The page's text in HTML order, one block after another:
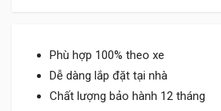
Phù hợp 100% theo xe
Dễ dàng lắp đặt tại nhà
Chất lượng bảo hành 12 tháng